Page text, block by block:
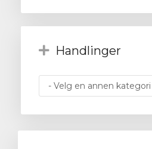
Handlinger